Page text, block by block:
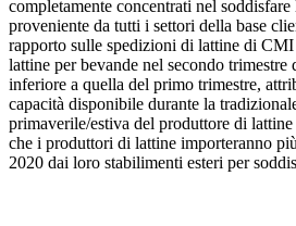
completamente concentrati nel
proveniente da tutti i settori della base
rapporto sulle spedizioni di lattine di CMI
lattine per bevande nel secondo trimestre
inferiore a quella del primo trimestre,
capacità disponibile durante la
primaverile/estiva del produttore di
che i produttori di lattine importeranno
2020 dai loro stabilimenti esteri per